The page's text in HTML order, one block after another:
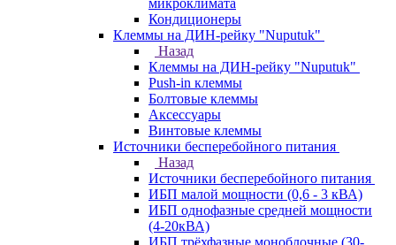
микроклимата
Кондиционеры
Клеммы на ДИН-рейку "Nuputuk"
Назад
Клеммы на ДИН-рейку "Nuputuk"
Push-in клеммы
Болтовые клеммы
Аксессуары
Винтовые клеммы
Источники бесперебойного питания
Назад
Источники бесперебойного питания
ИБП малой мощности (0,6 - 3 кВА)
ИБП однофазные средней мощности
(4-20кВА)
ИБП трёхфазные моноблочные (30-